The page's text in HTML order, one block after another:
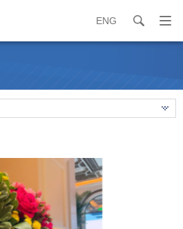
ENG search
打
開